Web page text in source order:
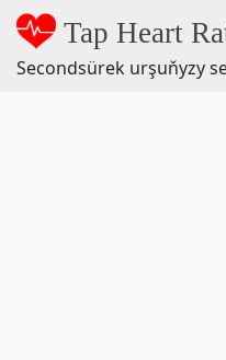
Tap Heart
Secondsürek urşuňyzy